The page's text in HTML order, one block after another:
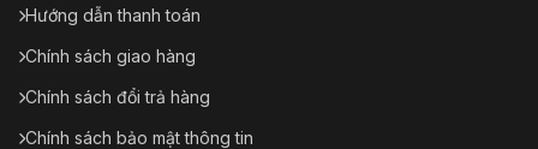
Hướng dẫn thanh toán
Chính sách giao hàng
Chính sách đổi trả hàng
Chính sách bảo mật thông tin